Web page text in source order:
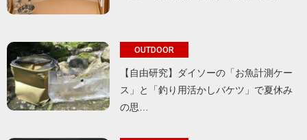
OUTDOOR
【自由研究】ダイソーの「お魚計測ケー
ス」と「釣り用活かしバケツ」で夏休み
の思…